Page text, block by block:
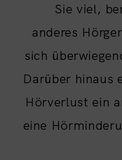
Sie viel,
anderes
sich
Darüber hinaus
Hörverlust ein
eine